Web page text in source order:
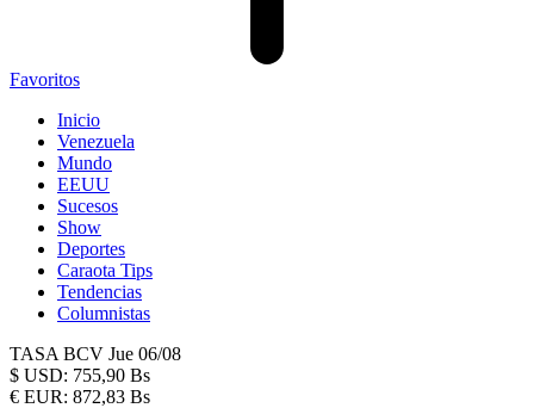
Favoritos
Inicio
Venezuela
Mundo
EEUU
Sucesos
Show
Deportes
Caraota Tips
Tendencias
Columnistas
TASA BCV Jue 06/08
$ USD: 755,90 Bs
€ EUR: 872,83 Bs